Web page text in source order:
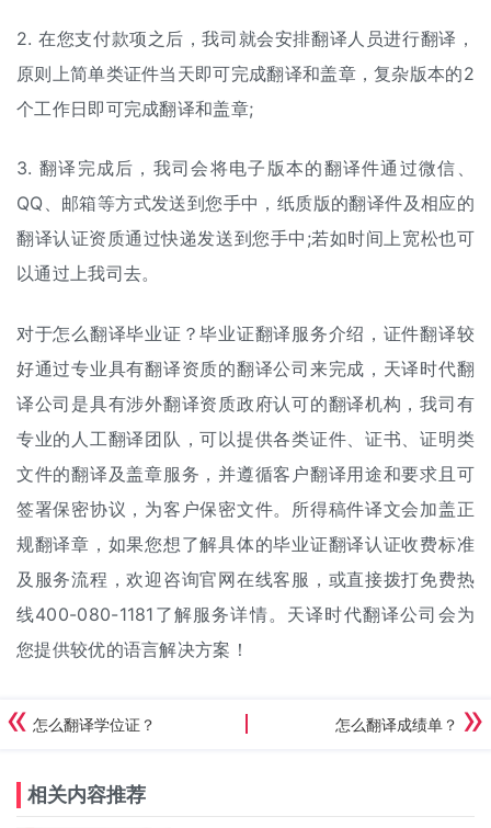
2. 在您支付款项之后，我司就会安排翻译人员进行翻译，
原则上简单类证件当天即可完成翻译和盖章，复杂版本的2
个工作日即可完成翻译和盖章;
3. 翻译完成后，我司会将电子版本的翻译件通过微信、
QQ、邮箱等方式发送到您手中，纸质版的翻译件及相应的
翻译认证资质通过快递发送到您手中;若如时间上宽松也可
以通过上我司去。
对于怎么翻译毕业证？毕业证翻译服务介绍，证件翻译较
好通过专业具有翻译资质的翻译公司来完成，天译时代翻
译公司是具有涉外翻译资质政府认可的翻译机构 ，我司有
专业的 人工翻译团队，可以提供各类证件、证书、证明类
文件的翻译及盖章服务，并遵循客户翻译用途和要求且可
签署保密协议，为客户保密文件。所得稿件译文会加盖正
规翻译章，如果您想了解具体的毕业证翻译认证收费标准
及服务流程，欢迎咨询官网在线客服，或直接拨打免费热
线400-080-1181了解服务详情。天译时代翻译公司会为
您提供较优的语言解决方案！
怎么翻译学位证？ 怎么翻译成绩单？
相关内容推荐